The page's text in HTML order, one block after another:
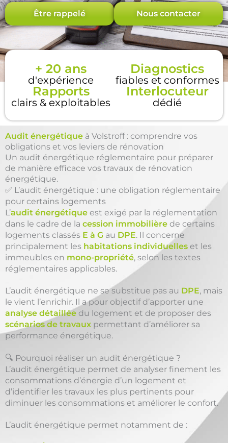
Être rappelé Nous contacter
+ 20 ans
d'expérience
Diagnostics
fiables et conformes
Rapports
clairs & exploitables
Interlocuteur
dédié
Audit énergétique à Volstroff : comprendre vos
obligations et vos leviers de rénovation
Un audit énergétique réglementaire pour préparer
de manière efficace vos travaux de rénovation
énergétique.
✅ L’audit énergétique : une obligation réglementaire
pour certains logements
L’audit énergétique est exigé par la réglementation
dans le cadre de la cession immobilière de certains
logements classés E à G au DPE. Il concerne
principalement les habitations individuelles et les
immeubles en mono-propriété, selon les textes
réglementaires applicables.
L’audit énergétique ne se substitue pas au DPE, mais
le vient l’enrichir. Il a pour objectif d’apporter une
analyse détaillée du logement et de proposer des
scénarios de travaux permettant d’améliorer sa
performance énergétique.
🔍 Pourquoi réaliser un audit énergétique ?
L’audit énergétique permet de analyser finement les
consommations d’énergie d’un logement et
d’identifier les travaux les plus pertinents pour
diminuer les consommations et améliorer le confort.
L’audit énergétique permet notamment de :